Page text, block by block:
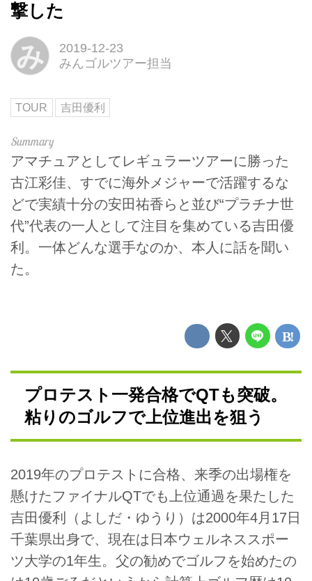
撃した
み
2019-12-23
みんゴルツアー担当
TOUR 吉田優利
アマチュアとしてレギュラーツアーに勝った
古江彩佳、すでに海外メジャーで活躍するな
どで実績十分の安田祐香らと並び“プラチナ世
代”代表の一人として注目を集めている吉田優
利。一体どんな選手なのか、本人に話を聞い
た。
プロテスト一発合格でQTも突破。
粘りのゴルフで上位進出を狙う
2019年のプロテストに合格、来季の出場権を
懸けたファイナルQTでも上位通過を果たした
吉田優利（よしだ・ゆうり）は2000年4月17日
千葉県出身で、現在は日本ウェルネススポー
ツ大学の1年生。父の勧めでゴルフを始めたの